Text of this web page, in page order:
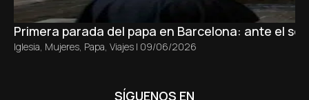
Primera parada del papa en Barcelona: ante el
Iglesia, Mujeres, Papa, Viajes | 09/06/2026
SÍGUENOS EN